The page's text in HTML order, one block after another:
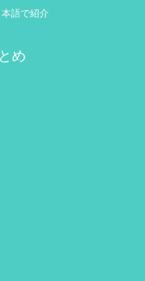
語で紹介
め